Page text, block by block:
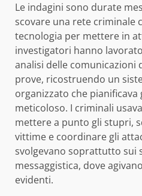
Le indagini sono durate
scovare una rete criminale
tecnologia per mettere in
investigatori hanno
analisi delle comunicazioni
prove, ricostruendo un
organizzato che pianificava
meticoloso. I criminali
mettere a punto gli stupri,
vittime e coordinare gli
svolgevano soprattutto sui
messaggistica, dove
evidenti.